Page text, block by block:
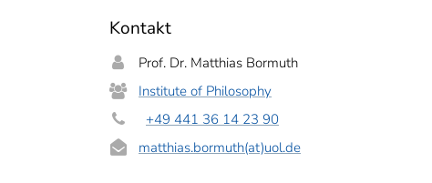
Kontakt
Prof. Dr. Matthias Bormuth
Institute of Philosophy
+49 441 36 14 23 90
matthias.bormuth(at)uol.de